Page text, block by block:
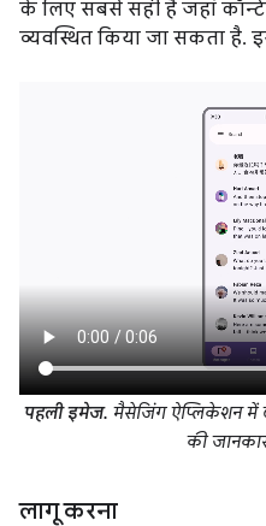
के लिए सबसे सही है जहां
व्यवस्थित किया जा सकता है.
पहली इमेज. मैसेजिंग ऐप्लिकेशन में
की
लागू करना